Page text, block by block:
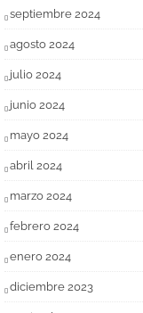
septiembre 2024
agosto 2024
julio 2024
junio 2024
mayo 2024
abril 2024
marzo 2024
febrero 2024
enero 2024
diciembre 2023